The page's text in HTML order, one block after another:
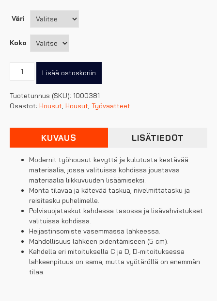
Väri
Koko
West
miestenmalli
(osittain
määrä
Lisää ostoskoriin
Tuotetunnus (SKU): 1000381
Osastot: Housut, Housut, Työvaatteet
KUVAUS LISÄTIEDOT
Modernit työhousut kevyttä ja kulutusta kestävää
materiaalia, jossa valituissa kohdissa joustavaa
materiaalia liikkuvuuden lisäämiseksi.
Monta tilavaa ja kätevää taskua, nivelmittatasku ja
reisitasku puhelimelle.
Polvisuojataskut kahdessa tasossa ja lisävahvistukset
valituissa kohdissa.
Heijastinsomiste vasemmassa lahkeessa.
Mahdollisuus lahkeen pidentämiseen (5 cm).
Kahdella eri mitoituksella C ja D, D-mitoituksessa
lahkeenpituus on sama, mutta vyötäröllä on enemmän
tilaa.